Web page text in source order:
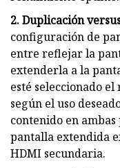
2. Duplicación
configuración de
entre reflejar la
extenderla a la
esté seleccionado
según el uso
contenido en
pantalla extendida
HDMI secundaria.